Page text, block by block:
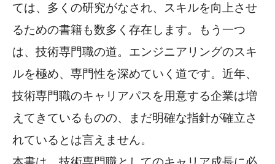
ては、多くの研究がなされ、スキルを向上させ
るための書籍も数多く存在します。もう一つ
は、技術専門職の道。エンジニアリングのスキ
ルを極め、専門性を深めていく道です。近年、
技術専門職のキャリアパスを用意する企業は増
えてきているものの、まだ明確な指針が確立さ
れているとは言えません。